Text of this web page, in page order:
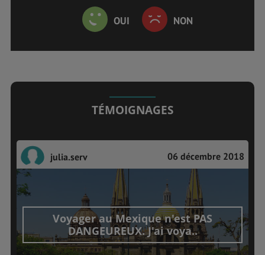
OUI NON
TÉMOIGNAGES
julia.serv 06 décembre 2018
Voyager au Mexique n'est PAS
DANGEUREUX. J'ai voya..